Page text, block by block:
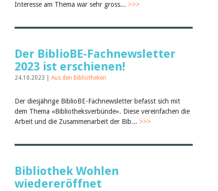
Interesse am Thema war sehr gross... >>>
Der BiblioBE-Fachnewsletter
2023 ist erschienen!
24.10.2023 | Aus den Bibliotheken
Der diesjährige BiblioBE-Fachnewsletter befasst sich mit
dem Thema «Bibliotheksverbünde». Diese vereinfachen die
Arbeit und die Zusammenarbeit der Bib... >>>
Bibliothek Wohlen
wiedereröffnet